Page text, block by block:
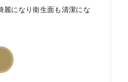
麗になり衛生面も清潔にな